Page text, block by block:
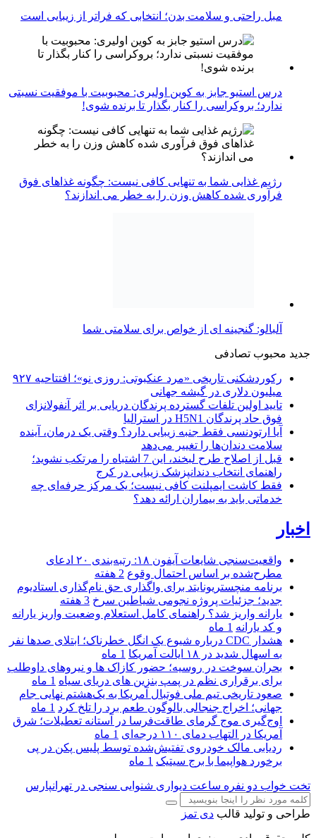
مبل راحتی و سلامت بدن؛ انتخابی که فراتر از زیبایی است
درس استیو جابز به کوین اولیری: محبوبیت با موفقیت نسبتی
ندارد؛ بروکراسی را کنار بگذار تا برنده شوی!
رژیم غذایی شما به تنهایی کافی نیست: چگونه غذاهای فوق
فرآوری شده کاهش وزن را به خطر می اندازند؟
آلبالو: گنجینه ای از خواص برای سلامتی شما
جدید محبوب تصادفی
رکوردشکنی تاریخی «مرد عنکبوتی: روزی نو»؛ افتتاحیه ۹۲۷
میلیون دلاری در گیشه جهانی
تایید اولین تلفات گسترده پرندگان دریایی بر اثر آنفولانزای
فوق حاد پرندگان H5N1 در استرالیا
آیا ارتودنسی فقط جنبه زیبایی دارد؟ وقتی یک درمان، آینده
سلامت دندان‌ها را تغییر می‌دهد
قبل از اصلاح طرح لبخند، این 7 اشتباه را مرتکب نشوید؛
راهنمای انتخاب دندانپزشک زیبایی در کرج
فقط کاشت ایمپلنت کافی نیست؛ یک مرکز حرفه‌ای چه
خدماتی باید به بیماران ارائه دهد؟
اخبار
واقعیت‌سنجی شایعات آیفون ۱۸: رتبه‌بندی ۲۰ ادعای
مطرح‌شده بر اساس احتمال وقوع 2 هفته
برنامه منچستریونایتد برای واگذاری حق نام‌گذاری استادیوم
جدید؛ جزئیات پروژه نجومی شیاطین سرخ 3 هفته
یارانه واریز شد؟ راهنمای کامل استعلام وضعیت واریز یارانه
و کد یارانه 1 ماه
هشدار CDC درباره شیوع یک انگل خطرناک؛ ابتلای صدها نفر
به اسهال شدید در ۱۸ ایالت آمریکا
1 ماه
بحران سوخت در روسیه؛ حضور کازاک‌ ها و نیروهای داوطلب
برای برقراری نظم در پمپ بنزین‌ های دریای سیاه 1 ماه
صعود تاریخی تیم ملی فوتبال آمریکا به یک‌هشتم نهایی جام
جهانی؛ اخراج جنجالی بالوگون طعم برد را تلخ کرد 1 ماه
اوج‌گیری موج گرمای طاقت‌فرسا در آستانه تعطیلات؛ شرق
آمریکا در التهاب دمای ۱۱۰ درجه‌ای
1 ماه
ردیابی مالک خودروی تفتیش‌شده توسط پلیس پکن در پی
برخورد هواپیما با برج سیتیک 1 ماه
تخت خواب دو نفره ساعت دیواری شنوایی سنجی در تهرانپارس
طراحی و تولید قالب دی تمز